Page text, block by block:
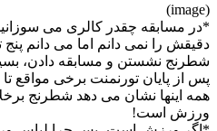
(image)
*در مسابقه چقدر کالری می
دقیقش را نمی دانم اما می دانم
شطرنج نشستن و مسابقه دادن،
پس از پایان تورنمنت برخی مواقع
همه اینها نشان می دهد شطرنج
ورزش است!